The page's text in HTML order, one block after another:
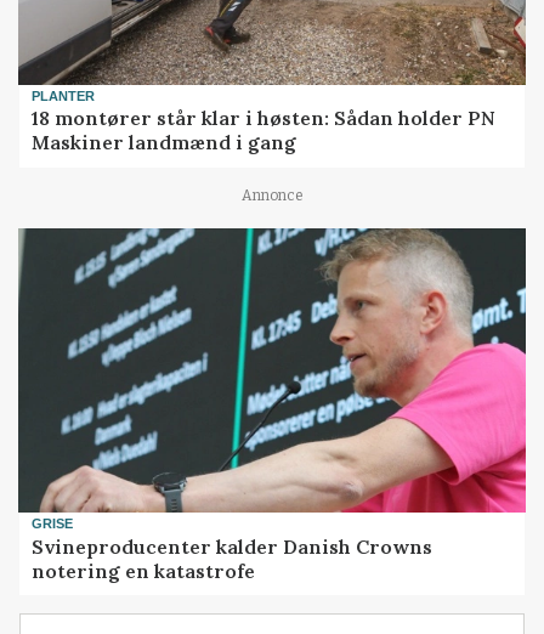
PLANTER
18 montører står klar i høsten: Sådan holder PN
Maskiner landmænd i gang
Annonce
GRISE
Svineproducenter kalder Danish Crowns
notering en katastrofe